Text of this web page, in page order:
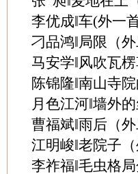
李优成‖车(外一
刁品鸿‖局限（外
马安学‖风吹瓦
陈锦隆‖南山寺
月色江河‖墙外
曹福斌‖雨后（外
江明峻‖老院子（
李祚福‖毛虫格